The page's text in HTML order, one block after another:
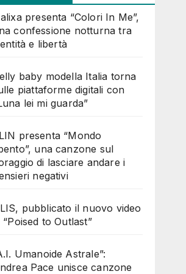
presenta “Colori In Me”,
confessione notturna tra
e libertà
baby modella Italia torna
piattaforme digitali con
lei mi guarda”
presenta “Mondo
una canzone sul
di lasciare andare i
negativi
pubblicato il nuovo video
“Poised to Outlast”
Umanoide Astrale”:
Pace unisce canzone